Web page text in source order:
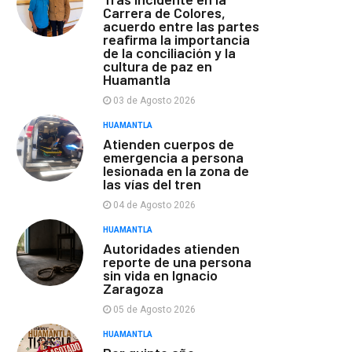
Carrera de Colores,
acuerdo entre las partes
reafirma la importancia
de la conciliación y la
cultura de paz en
Huamantla
03 de Agosto 2026
HUAMANTLA
Atienden cuerpos de
emergencia a persona
lesionada en la zona de
las vías del tren
04 de Agosto 2026
HUAMANTLA
Autoridades atienden
reporte de una persona
sin vida en Ignacio
Zaragoza
05 de Agosto 2026
HUAMANTLA